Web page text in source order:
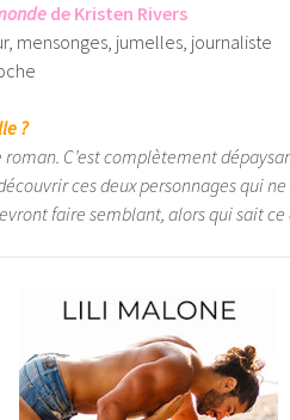
de Kristen Rivers
mensonges, jumelles, journaliste
?
C’est complètement
ces deux personnages qui
faire semblant, alors qui sait ce